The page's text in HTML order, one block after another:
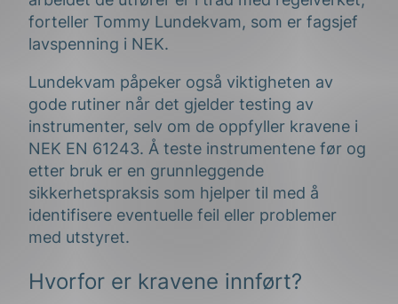
forteller Tommy Lundekvam, som er fagsjef
lavspenning i NEK.
Lundekvam påpeker også viktigheten av
gode rutiner når det gjelder testing av
instrumenter, selv om de oppfyller kravene i
NEK EN 61243. Å teste instrumentene før og
etter bruk er en grunnleggende
sikkerhetspraksis som hjelper til med å
identifisere eventuelle feil eller problemer
med utstyret.
Hvorfor er kravene innført?